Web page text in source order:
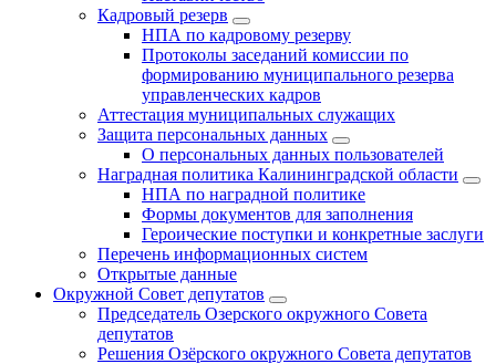
Кадровый резерв
НПА по кадровому резерву
Протоколы заседаний комиссии по
формированию муниципального резерва
управленческих кадров
Аттестация муниципальных служащих
Защита персональных данных
О персональных данных пользователей
Наградная политика Калининградской области
НПА по наградной политике
Формы документов для заполнения
Героические поступки и конкретные заслуги
Перечень информационных систем
Открытые данные
Окружной Совет депутатов
Председатель Озерского окружного Совета
депутатов
Решения Озёрского окружного Совета депутатов